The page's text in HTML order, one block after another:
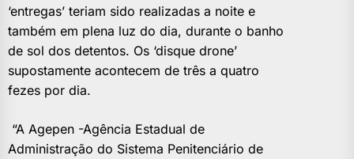
‘entregas’ teriam sido realizadas a noite e
também em plena luz do dia, durante o banho
de sol dos detentos. Os ‘disque drone’
supostamente acontecem de três a quatro
fezes por dia.
“A Agepen -Agência Estadual de
Administração do Sistema Penitenciário de